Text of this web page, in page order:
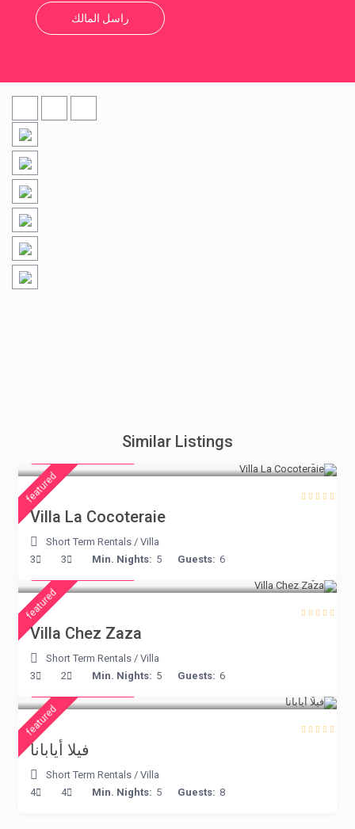
راسل المالك
Similar Listings
from € 360
featured
Villa La Cocoteraie
Short Term Rentals /Villa
Guests: 6
Min. Nights: 5
3
3 from € 216
featured
Villa Chez Zaza
Short Term Rentals /Villa
Guests: 6
Min. Nights: 5
2
3 from € 395
featured
فيلا أيابانا
Short Term Rentals /Villa
Guests: 8
Min. Nights: 5
4
4